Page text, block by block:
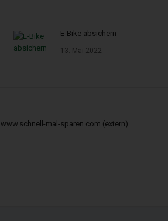
E-Bike absichern
13. Mai 2022
www.schnell-mal-sparen.com (extern)
Landkreis Hildesheim,